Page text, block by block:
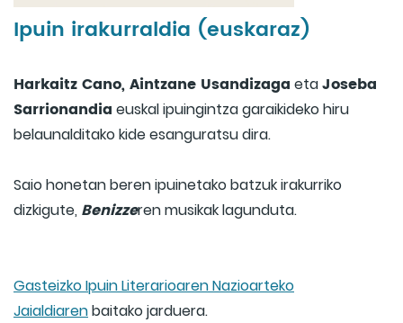
Ipuin irakurraldia (euskaraz)
Harkaitz Cano, Aintzane Usandizaga etaJoseba
Sarrionandia euskal ipuingintza garaikideko hiru
belaunalditako kide esanguratsu dira.
Saio honetan beren ipuinetako batzuk irakurriko
dizkigute, Benizzeren musikak lagunduta.
Gasteizko Ipuin Literarioaren Nazioarteko
Jaialdiarenbaitako jarduera.